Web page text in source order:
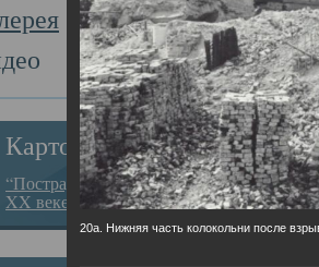
Картотека
“Пострадавшие за веру в
XX веке на Севере”
20а. Нижняя часть колокольни после